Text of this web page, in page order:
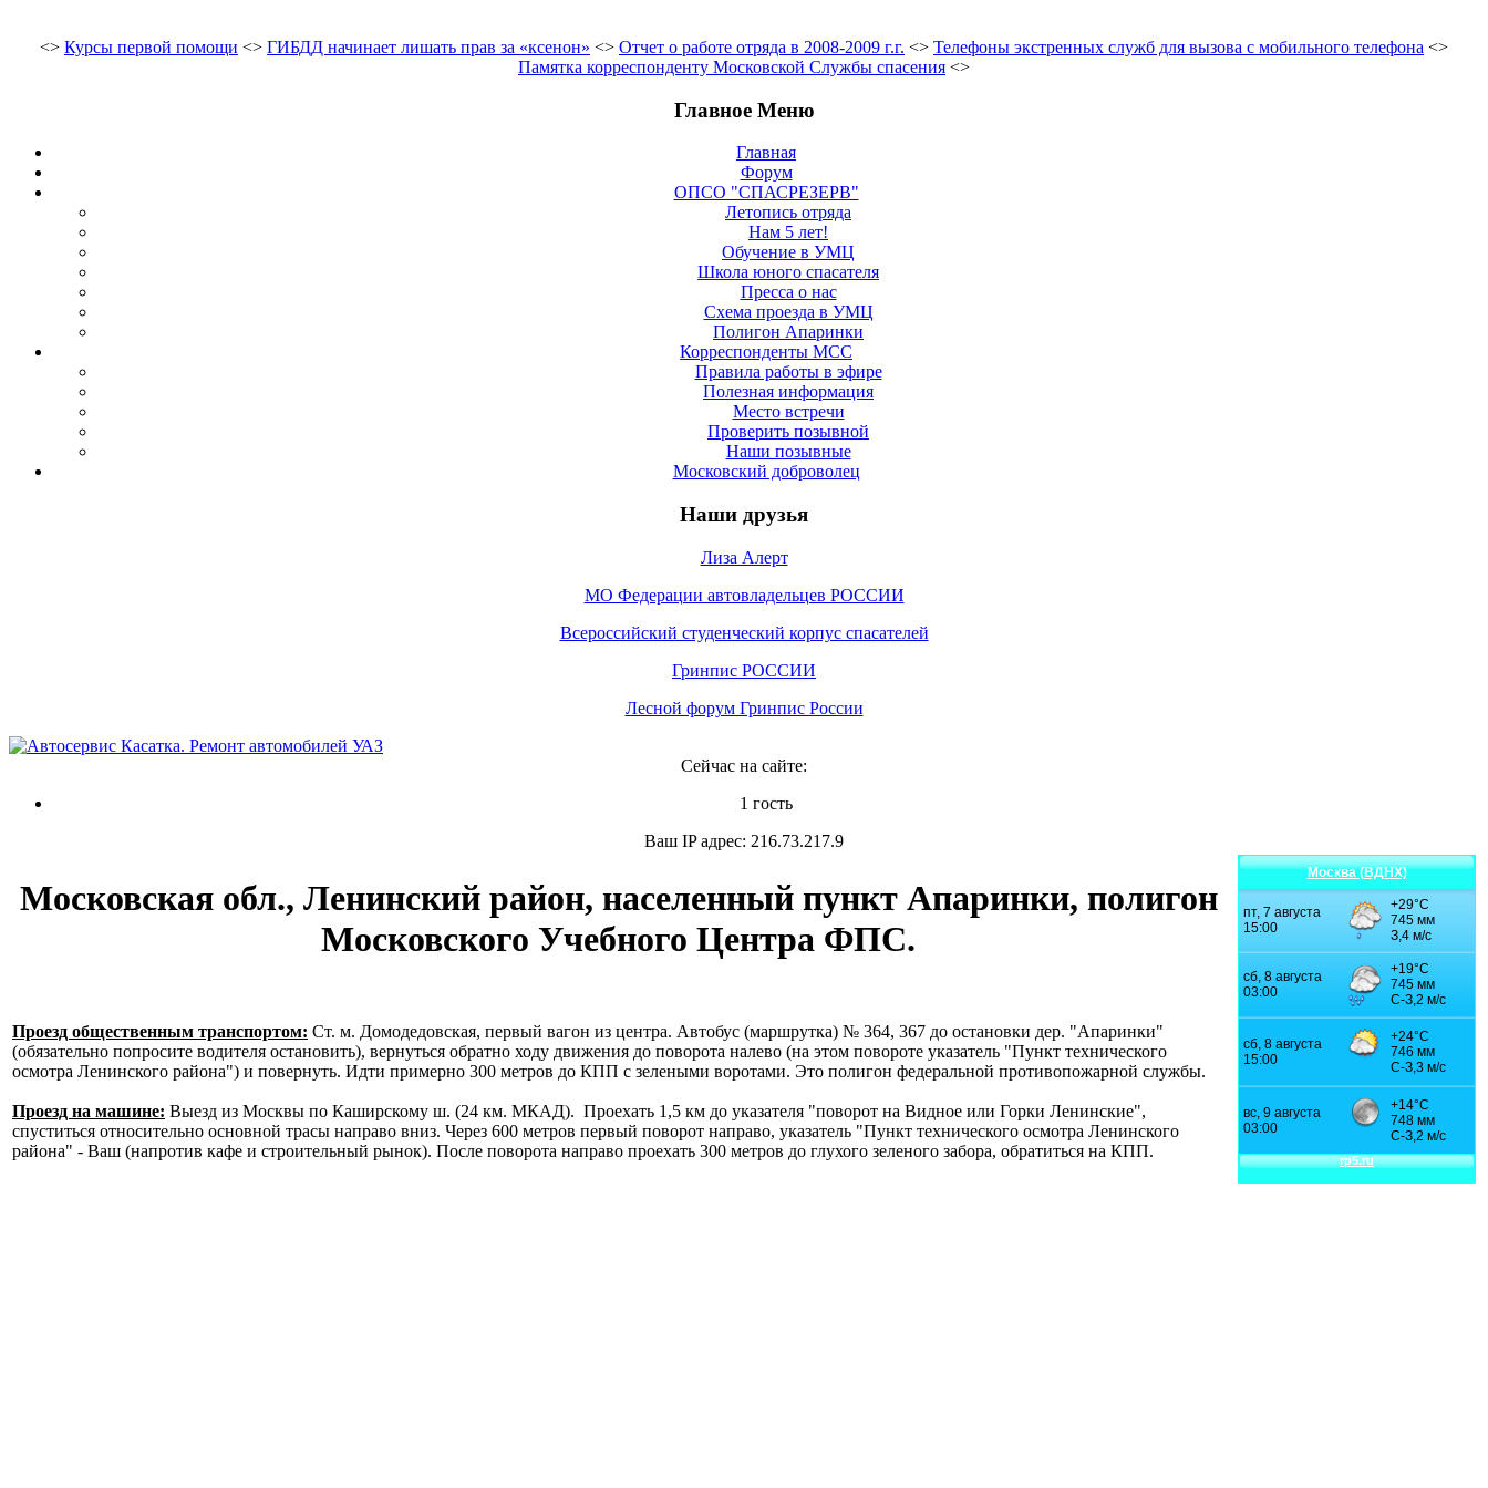
<> Курсы первой помощи <> ГИБДД начинает лишать прав за «ксенон» <> Отчет о работе отряда в 2008-2009 г.г. <> Телефоны экстренных служб для вызова с мобильного телефона <>
Памятка корреспонденту Московской Службы спасения <>
Главное Меню
Главная
Форум
ОПСО "СПАСРЕЗЕРВ"
Летопись отряда
Нам 5 лет!
Обучение в УМЦ
Школа юного спасателя
Пресса о нас
Схема проезда в УМЦ
Полигон Апаринки
Корреспонденты МСС
Правила работы в эфире
Полезная информация
Место встречи
Проверить позывной
Наши позывные
Московский доброволец
Наши друзья
Лиза Алерт
МО Федерации автовладельцев РОССИИ
Всероссийский студенческий корпус спасателей
Гринпис РОССИИ
Лесной форум Гринпис России
Сейчас на сайте:
1 гость
Ваш IP адрес: 216.73.217.9
Московская обл., Ленинский район, населенный пункт Апаринки, полигон
Московского Учебного Центра ФПС.
Проезд общественным транспортом: Ст. м. Домодедовская, первый вагон из центра. Автобус (маршрутка) № 364, 367 до остановки дер. "Апаринки"
(обязательно попросите водителя остановить), вернуться обратно ходу движения до поворота налево (на этом повороте указатель "Пункт технического
осмотра Ленинского района") и повернуть. Идти примерно 300 метров до КПП с зелеными воротами. Это полигон федеральной противопожарной службы.
Проезд на машине: Выезд из Москвы по Каширскому ш. (24 км. МКАД). Проехать 1,5 км до указателя "поворот на Видное или Горки Ленинские",
спуститься относительно основной трасы направо вниз. Через 600 метров первый поворот направо, указатель "Пункт технического осмотра Ленинского
района" - Ваш (напротив кафе и строительный рынок). После поворота направо проехать 300 метров до глухого зеленого забора, обратиться на КПП.
Москва (ВДНХ)